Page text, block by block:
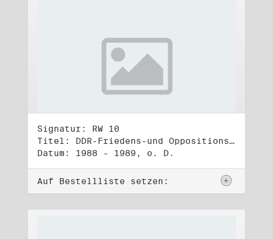
Signatur: RW 10
Titel: DDR-Friedens-und Oppositionsbewegung (3)
Datum: 1988 - 1989, o. D.
Auf Bestellliste setzen: